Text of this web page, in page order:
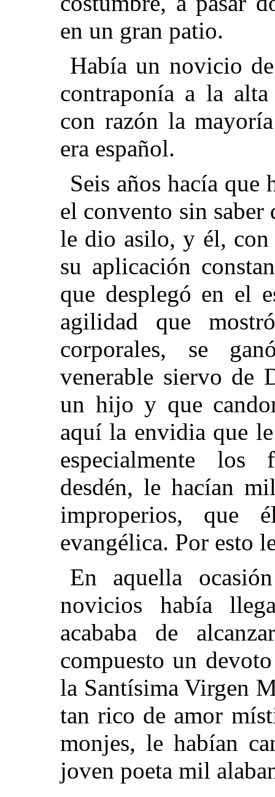
en un gran patio.
Había un novicio
contraponía a la
con razón la
era español.
Seis años hacía que
el convento sin
le dio asilo, y él,
su aplicación
que desplegó en el
agilidad que
corporales, se
venerable siervo de
un hijo y que
aquí la envidia que
especialmente los
desdén, le hacían
improperios, que
evangélica. Por esto
En aquella
novicios había
acababa de
compuesto un
la Santísima Virgen
tan rico de amor
monjes, le habían
joven poeta mil